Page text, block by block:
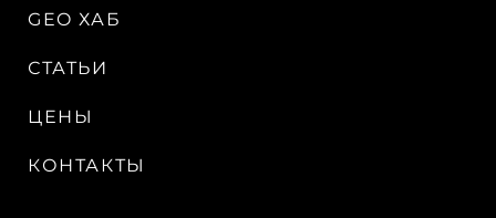
GEO ХАБ
СТАТЬИ
ЦЕНЫ
КОНТАКТЫ